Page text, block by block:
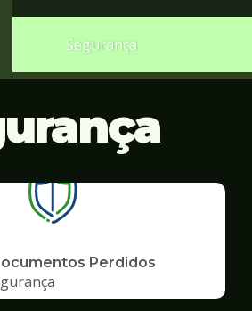
Segurança
Perdidos